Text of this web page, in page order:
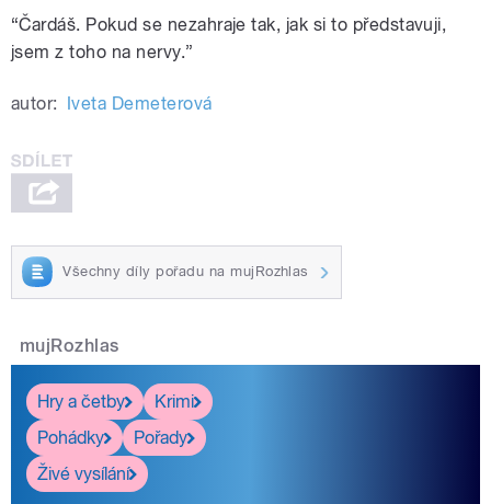
“Čardáš. Pokud se nezahraje tak, jak si to představuji,
jsem z toho na nervy.”
autor: Iveta Demeterová
Všechny díly pořadu na mujRozhlas
mujRozhlas
Hry a četby
Krimi
Pohádky
Pořady
Živé vysílání